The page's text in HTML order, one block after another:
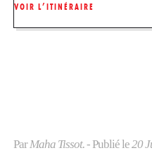
VOIR L’ITINÉRAIRE
ParMaha Tissot.- Publié le20